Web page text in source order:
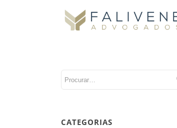
CATEGORIAS